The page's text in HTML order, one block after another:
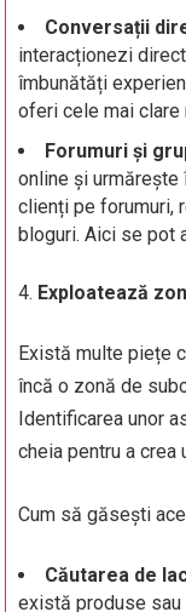
Conversații
interacționezi
îmbunătăți
oferi cele mai clare
Forumuri și
online și
clienți pe forumuri,
bloguri. Aici se pot
Exploatează
Există multe piețe
încă o zonă de
Identificarea unor
cheia pentru a crea
Cum să găsești
Căutarea de
există produse sau